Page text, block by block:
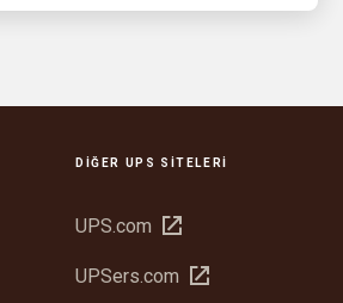
DIĞER UPS SITELERI
UPS.com Yeni
aç
UPSers.com Yeni